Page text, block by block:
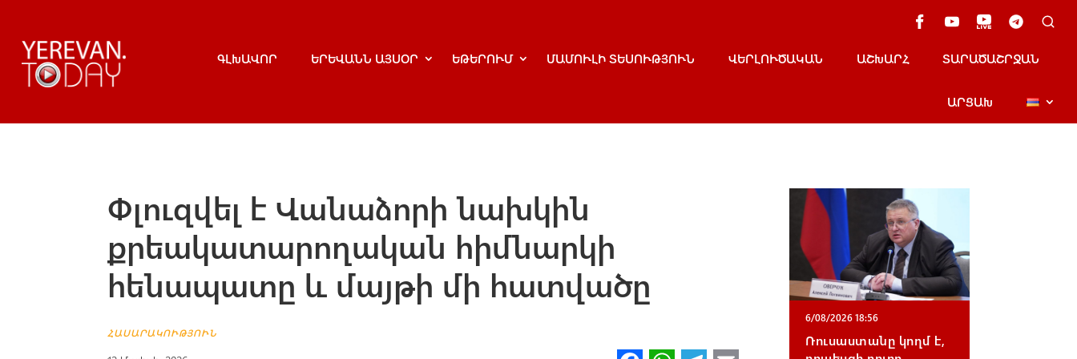
ԳԼԽԱՎՈՐ ԵՐԵՎԱՆՆ ԱՅՍՕՐ ԵԹԵՐՈՒՄ ՄԱՄՈՒԼԻ ՏԵՍՈՒԹՅՈՒՆ ՎԵՐԼՈՒԾԱԿԱՆ ԱՇԽԱՐՀ ՏԱՐԱԾԱՇՐՋԱՆ
ԱՐՑԱԽ
Փլուզվել է Վանաձորի նախկին
քրեակատարողական հիմնարկի
հենապատը և մայթի մի հատվածը
ՀԱՍԱՐԱԿՈՒԹՅՈՒՆ
6/08/2026 18:56
Ռուսաստանը կողմ է,